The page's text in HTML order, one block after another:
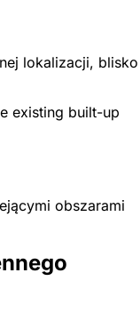
lokalizacji, blisko
existing built-up
obszarami